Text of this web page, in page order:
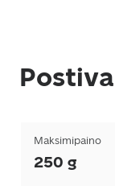
Maksimipaino
250 g